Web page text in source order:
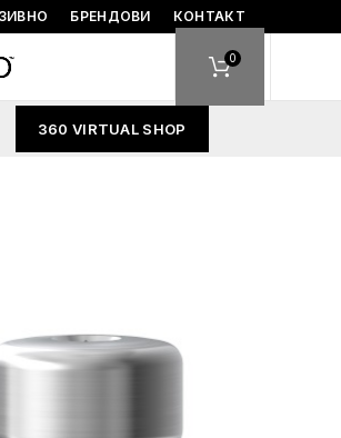
БРЕНДОВИ КОНТАКТ
0
360 VIRTUAL SHOP